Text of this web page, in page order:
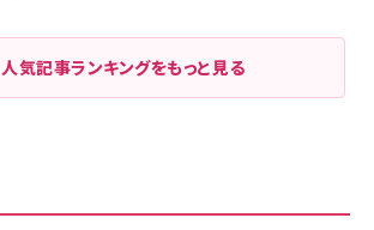
人気記事ランキングをもっと見る